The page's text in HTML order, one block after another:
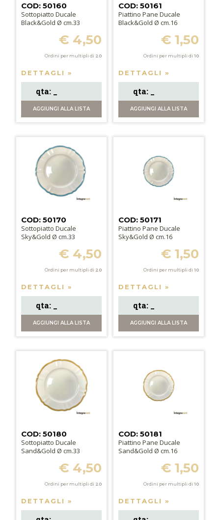
COD: 50160
Sottopiatto Ducale
Black&Gold Ø cm.33
€ 4,50
Ordini per multipli di 20
DETTAGLI »
AGGIUNGIALLA LISTA
COD: 50161
Piattino Pane Ducale
Black&Gold Ø cm.16
€ 1,50
Ordini per multipli di 10
DETTAGLI »
AGGIUNGI ALLA LISTA
COD: 50170
Sottopiatto Ducale
Sky&Gold Ø cm.33
€ 4,50
Ordini per multipli di 20
DETTAGLI »
AGGIUNGIALLA LISTA
COD: 50171
Piattino Pane Ducale
Sky&Gold Ø cm.16
€ 1,50
Ordini per multipli di 10
DETTAGLI »
AGGIUNGI ALLA LISTA
COD: 50180
Sottopiatto Ducale
Sand&Gold Ø cm.33
€ 4,50
Ordini per multipli di 20
DETTAGLI »
COD: 50181
Piattino Pane Ducale
Sand&Gold Ø cm.16
€ 1,50
Ordini per multipli di 10
DETTAGLI »